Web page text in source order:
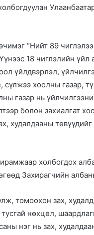
“Нийт 89
18 чиглэлийн
үйлдвэрлэл,
сүлжээ хоолны газар,
газар нь
болон захиалгат
худалдааны
холбогдох
Захирагчийн
томоохон зах,
нөхцөл,
нэг нь зах,